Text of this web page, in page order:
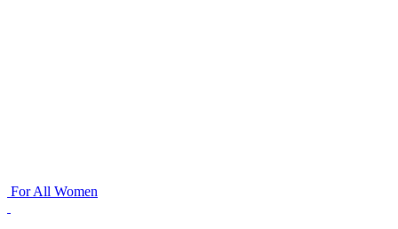
For All Women